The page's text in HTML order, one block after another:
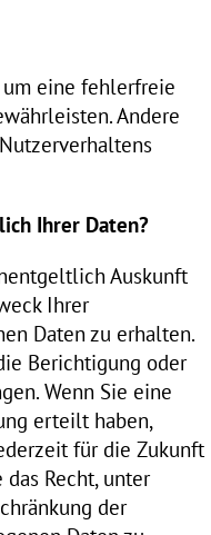
eine fehlerfreie
Andere
Ihrer Daten?
Auskunft
Ihrer
Daten zu erhalten.
Berichtigung oder
Wenn Sie eine
erteilt haben,
für die Zukunft
Recht, unter
der